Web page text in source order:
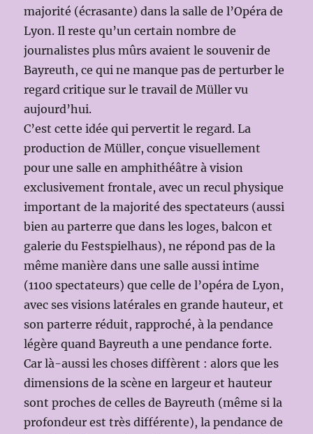
majorité (écrasante) dans la salle de l’Opéra de
Lyon. Il reste qu’un certain nombre de
journalistes plus mûrs avaient le souvenir de
Bayreuth, ce qui ne manque pas de perturber le
regard critique sur le travail de Müller vu
aujourd’hui.
C’est cette idée qui pervertit le regard. La
production de Müller, conçue visuellement
pour une salle en amphithéâtre à vision
exclusivement frontale, avec un recul physique
important de la majorité des spectateurs (aussi
bien au parterre que dans les loges, balcon et
galerie du Festspielhaus), ne répond pas de la
même manière dans une salle aussi intime
(1100 spectateurs) que celle de l’opéra de Lyon,
avec ses visions latérales en grande hauteur, et
son parterre réduit, rapproché, à la pendance
légère quand Bayreuth a une pendance forte.
Car là-aussi les choses diffèrent : alors que les
dimensions de la scène en largeur et hauteur
sont proches de celles de Bayreuth (même si la
profondeur est très différente), la pendance de